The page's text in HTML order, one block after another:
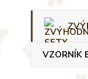
VZORNÍK